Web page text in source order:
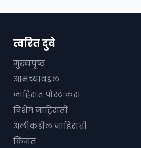
त्वरित दुवे
मुख्यपृष्ठ
आमच्याबद्दल
जाहिरात पोस्ट करा
विशेष जाहिराती
अलीकडील जाहिराती
किंमत